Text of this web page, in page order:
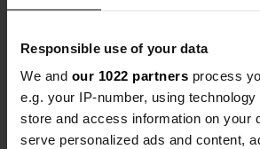
Responsible use of your data
We and our 1022 partners process
e.g. your IP-number, using
store and access information on your
serve personalized ads and content,
Ajout d'une photo à un